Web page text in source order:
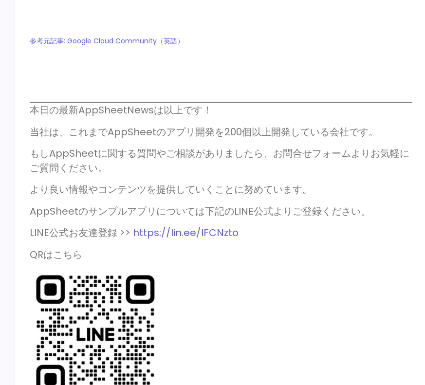
参考元記事: Google Cloud Community（英語）
本日の最新AppSheetNewsは以上です！
当社は、これまでAppSheetのアプリ開発を200個以上開発している会社です。
もしAppSheetに関する質問やご相談がありましたら、お問合せフォームよりお気軽に
ご質問ください。
より良い情報やコンテンツを提供していくことに努めています。
AppSheetのサンプルアプリについては下記のLINE公式よりご登録ください。
LINE公式お友達登録 >> https://lin.ee/lFCNzto
QRはこちら